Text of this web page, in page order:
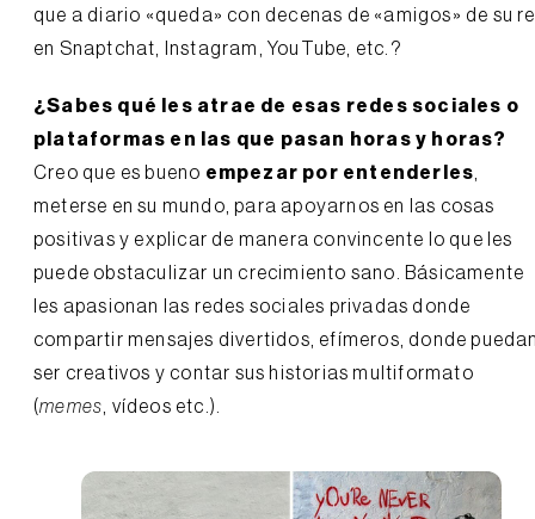
que a diario «queda» con decenas de «amigos» de su
en Snaptchat, Instagram, YouTube, etc.?
¿Sabes qué les atrae de esas redes sociales o
plataformas en las que pasan horas y horas?
Creo que es bueno empezar por entenderles,
meterse en su mundo, para apoyarnos en las cosas
positivas y explicar de manera convincente lo que les
puede obstaculizar un crecimiento sano. Básicamente
les apasionan las redes sociales privadas donde
compartir mensajes divertidos, efímeros, donde
ser creativos y contar sus historias multiformato
(memes, vídeos etc.).